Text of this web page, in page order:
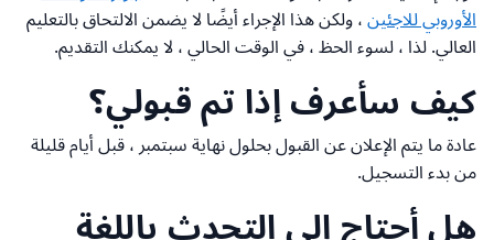
الأوروبي للاجئين، ولكن هذا الإجراء أيضًا لا يضمن الالتحاق بالتعليم
العالي. لذا ، لسوء الحظ ، في الوقت الحالي ، لا يمكنك التقديم.
كيف سأعرف إذا تم قبولي؟
عادة ما يتم الإعلان عن القبول بحلول نهاية سبتمبر ، قبل أيام قليلة
من بدء التسجيل.